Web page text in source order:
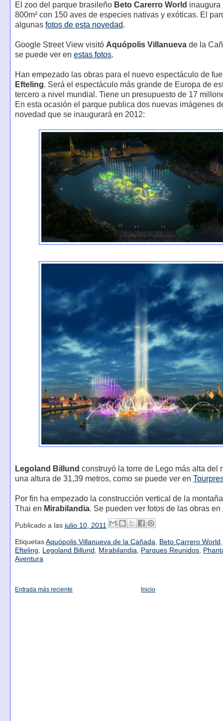
El zoo del parque brasileño Beto Carerro World inaugura
800m² con 150 aves de especies nativas y exóticas. El
algunas fotos de esta novedad.
Google Street View visitó Aquópolis Villanuevade la
se puede ver en estas fotos.
Han empezado las obras para el nuevo espectáculo de
Efteling. Será el espectáculo más grande de Europa de
tercero a nivel mundial. Tiene un presupuesto de 17
En esta ocasión el parque publica dos nuevas imágenes
novedad que se inaugurará en 2012:
Legoland Billund construyó la torre de Lego más alta del
una altura de 31,39 metros, como se puede ver en
Por fin ha empezado la construcción vertical de la
Thai en Mirabilandia. Se pueden ver fotos de las obras en
Publicado a las julio 10, 2011
Etiquetas Aquópolis Villanueva de la Cañada, Beto Carrero World
Efteling, Legoland Billund , Mirabilandia, Parques Reunidos,
Aventura
Entrada más reciente Inicio